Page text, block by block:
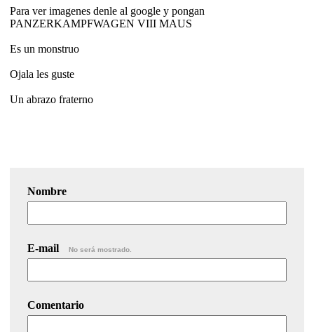
Para ver imagenes denle al google y pongan
PANZERKAMPFWAGEN VIII MAUS
Es un monstruo
Ojala les guste
Un abrazo fraterno
Nombre
E-mail No será mostrado.
Comentario